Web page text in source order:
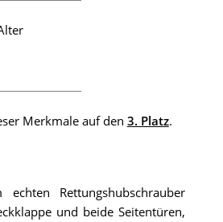
Merkmale auf den 3. Platz.
Rettungshubschrauber
und beide Seitentüren,